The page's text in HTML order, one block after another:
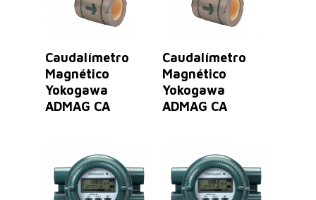
Leer Más
Caudalímetro
Magnético
Yokogawa
ADMAG CA
Leer Más
Caudalímetro
Magnético
Yokogawa
ADMAG CA